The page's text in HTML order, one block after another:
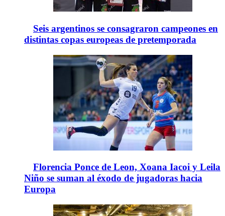
Seis argentinos se consagraron campeones en
distintas copas europeas de pretemporada
Florencia Ponce de Leon, Xoana Iacoi y Leila
Niño se suman al éxodo de jugadoras hacia
Europa